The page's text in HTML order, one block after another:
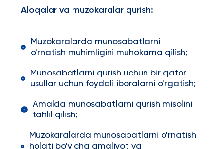
Aloqalar va muzokaralar qurish:
Muzokaralarda munosabatlarni
o'rnatish muhimligini muhokama qilish;
Munosabatlarni qurish uchun bir qator
usullar uchun foydali iboralarni o'rgatish;
Amalda munosabatlarni qurish misolini
tahlil qilish;
Muzokaralarda munosabatlarni o'rnatish
holati bo'yicha amaliyot va